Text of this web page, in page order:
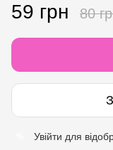
59 грн 80
Увійти для